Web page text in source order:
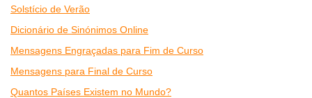
Solstício de Verão
Dicionário de Sinónimos Online
Mensagens Engraçadas para Fim de Curso
Mensagens para Final de Curso
Quantos Países Existem no Mundo?